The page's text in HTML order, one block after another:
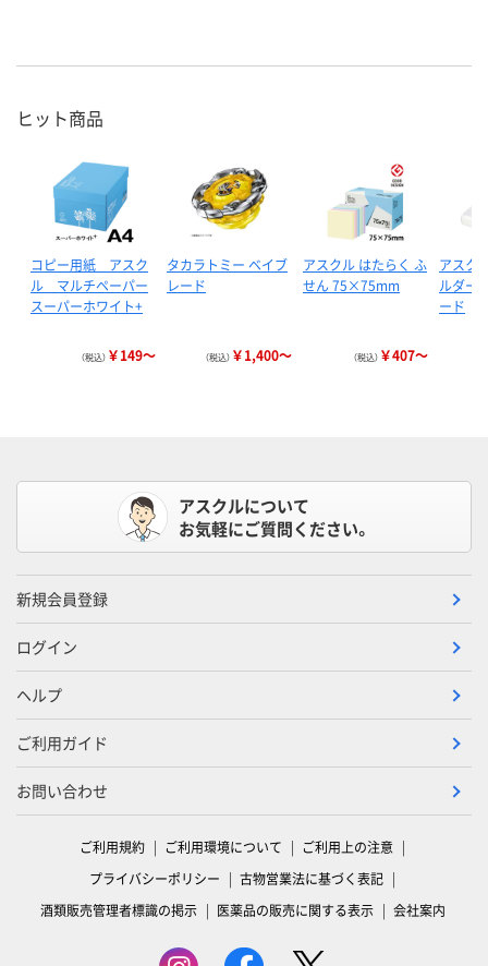
ヒット商品
コピー用紙 アスク
ル マルチペーパー
スーパーホワイト+
（税込） ￥149～
タカラトミー ベイブ
レード
（税込） ￥1,400～
アスクル はたらく ふ
せん 75×75mm
（税込） ￥407～
アスク
ルダー
ード
アスクルについて
お気軽にご質問ください。
新規会員登録
ログイン
ヘルプ
ご利用ガイド
お問い合わせ
ご利用規約 ご利用環境について
ご利用上の注意
プライバシーポリシー
古物営業法に基づく表記
酒類販売管理者標識の掲示
医薬品の販売に関する表示 会社案内